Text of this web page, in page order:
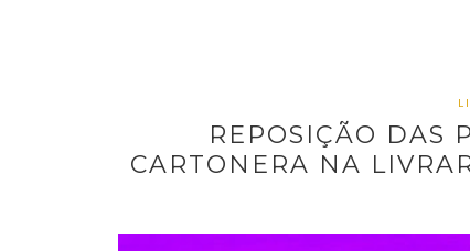
REPOSIÇÃO DAS
CARTONERA NA